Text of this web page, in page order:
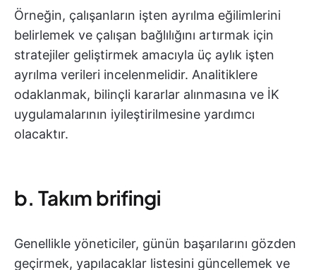
Örneğin, çalışanların işten ayrılma eğilimlerini
belirlemek ve çalışan bağlılığını artırmak için
stratejiler geliştirmek amacıyla üç aylık işten
ayrılma verileri incelenmelidir. Analitiklere
odaklanmak, bilinçli kararlar alınmasına ve İK
uygulamalarının iyileştirilmesine yardımcı
olacaktır.
b. Takım brifingi
Genellikle yöneticiler, günün başarılarını gözden
geçirmek, yapılacaklar listesini güncellemek ve